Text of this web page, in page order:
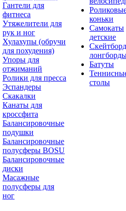
Гантели для
фитнеса
Утяжелители для
рук и ног
Хулахупы (обручи
для похудения)
Упоры для
отжиманий
Ролики для пресса
Эспандеры
Скакалки
Канаты для
кроссфита
Балансировочные
подушки
Балансировочные
полусферы BOSU
Балансировочные
диски
Масажные
полусферы для
ног
коньки
Самокаты
детские
Батуты
столы